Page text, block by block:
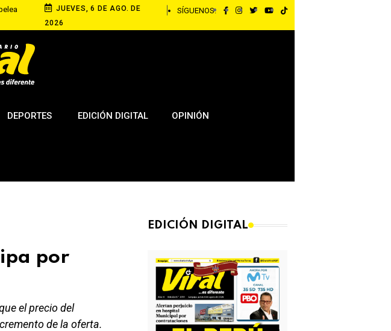
a
JUEVES, 6 DE AGO. DE
2026
SÍGUENOS:
DEPORTES EDICIÓN DIGITAL OPINIÓN
por
el precio del
de la oferta.
EDICIÓN DIGITAL